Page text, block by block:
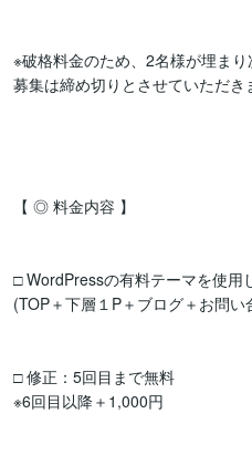
※破格料金のため、2名様が埋まり
募集は締め切りとさせていただき
【 ◎ 料金内容 】
□ WordPressの有料テーマを使用
(TOP＋下層１P＋ブログ＋お問い
□ 修正：5回目まで無料
※6回目以降＋1,000円